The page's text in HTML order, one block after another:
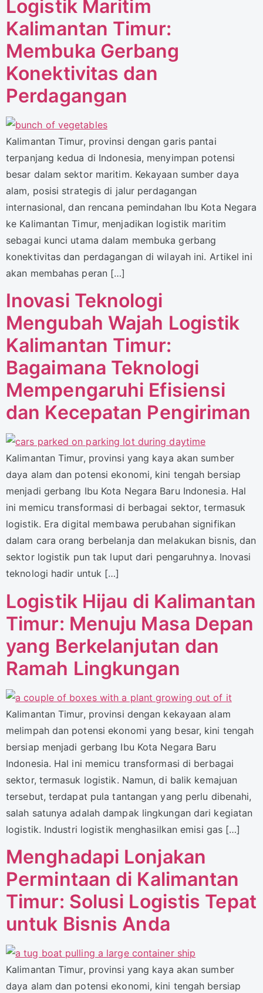
Logistik Maritim
Kalimantan Timur:
Membuka Gerbang
Konektivitas dan
Perdagangan
Kalimantan Timur, provinsi dengan garis pantai
terpanjang kedua di Indonesia, menyimpan potensi
besar dalam sektor maritim. Kekayaan sumber daya
alam, posisi strategis di jalur perdagangan
internasional, dan rencana pemindahan Ibu Kota Negara
ke Kalimantan Timur, menjadikan logistik maritim
sebagai kunci utama dalam membuka gerbang
konektivitas dan perdagangan di wilayah ini. Artikel ini
akan membahas peran […]
Inovasi Teknologi
Mengubah Wajah Logistik
Kalimantan Timur:
Bagaimana Teknologi
Mempengaruhi Efisiensi
dan Kecepatan Pengiriman
Kalimantan Timur, provinsi yang kaya akan sumber
daya alam dan potensi ekonomi, kini tengah bersiap
menjadi gerbang Ibu Kota Negara Baru Indonesia. Hal
ini memicu transformasi di berbagai sektor, termasuk
logistik. Era digital membawa perubahan signifikan
dalam cara orang berbelanja dan melakukan bisnis, dan
sektor logistik pun tak luput dari pengaruhnya. Inovasi
teknologi hadir untuk […]
Logistik Hijau di Kalimantan
Timur: Menuju Masa Depan
yang Berkelanjutan dan
Ramah Lingkungan
Kalimantan Timur, provinsi dengan kekayaan alam
melimpah dan potensi ekonomi yang besar, kini tengah
bersiap menjadi gerbang Ibu Kota Negara Baru
Indonesia. Hal ini memicu transformasi di berbagai
sektor, termasuk logistik. Namun, di balik kemajuan
tersebut, terdapat pula tantangan yang perlu dibenahi,
salah satunya adalah dampak lingkungan dari kegiatan
logistik. Industri logistik menghasilkan emisi gas […]
Menghadapi Lonjakan
Permintaan di Kalimantan
Timur: Solusi Logistis Tepat
untuk Bisnis Anda
Kalimantan Timur, provinsi yang kaya akan sumber
daya alam dan potensi ekonomi, kini tengah bersiap